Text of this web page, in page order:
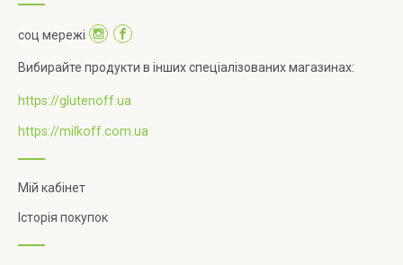
соц мережі
Вибирайте продукти в інших спеціалізованих магазинах:
https://glutenoff.ua
https://milkoff.com.ua
Мій кабінет
Історія покупок